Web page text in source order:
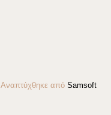
Αναπτύχθηκε από Samsoft